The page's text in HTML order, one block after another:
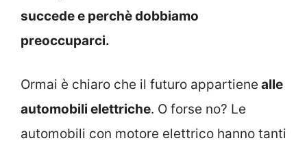
succede e perchè dobbiamo
preoccuparci.
Ormai è chiaro che il futuro appartiene alle
automobili elettriche. O forse no? Le
automobili con motore elettrico hanno tanti